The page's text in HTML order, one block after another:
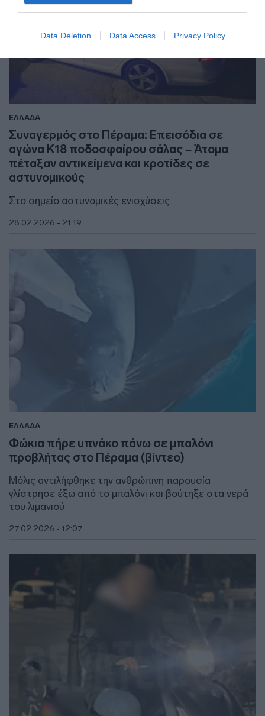
Data Deletion Data Access Privacy Policy
ΕΛΛΑΔΑ
Συναγερμός στο Πέραμα: Επεισόδια σε
αγώνα Κ18 ποδοσφαίρου σάλας – Άτομα
πέταξαν αντικείμενα και κροτίδες σε
αστυνομικούς
Στο σημείο αστυνομικές ενισχύσεις
28.02.2026 - 21:19
ΕΛΛΑΔΑ
Φώκια πήρε υπνάκο πάνω σε μπαλόνι
προβλήτας στο Πέραμα (βίντεο)
Mόλις αντιλήφθηκε την ανθρώπινη παρουσία
γλίστρησε έξω από το μπαλόνι και βούτηξε στα νερά
του λιμανιού
27.02.2026 - 12:07